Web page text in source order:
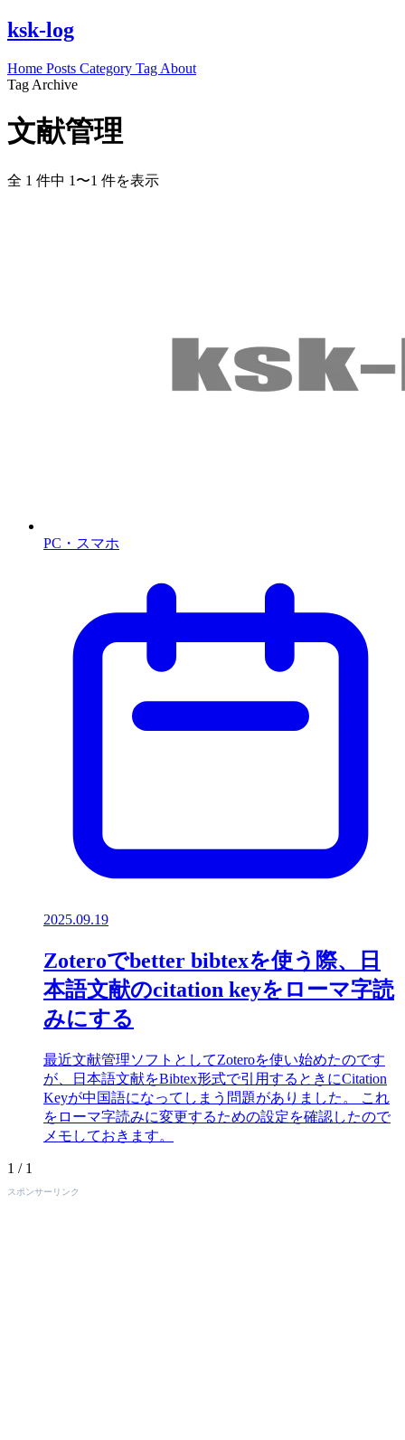
ksk-log
Home Posts Category Tag About
Tag Archive
文献管理
全 1 件中 1〜1 件を表示
PC・スマホ
2025.09.19
Zoteroでbetter bibtexを使う際、日
本語文献のcitation keyをローマ字読
みにする
最近文献管理ソフトとしてZoteroを使い始めたのです
が、日本語文献をBibtex形式で引用するときにCitation
Keyが中国語になってしまう問題がありました。 これ
をローマ字読みに変更するための設定を確認したので
メモしておきます。
1 / 1
スポンサーリンク